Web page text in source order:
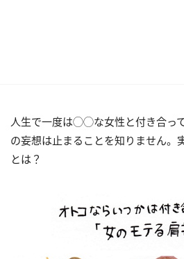
人生で一度は◯◯な女性と付き合っ
の妄想は止まることを知りません。
とは？